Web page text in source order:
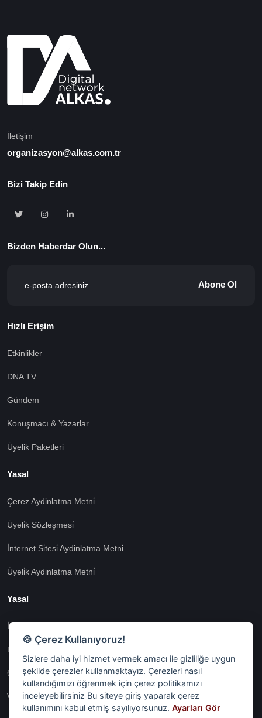
İletişim
organizasyon@alkas.com.tr
Bizi Takip Edin
Bizden Haberdar Olun...
Abone Ol
Hızlı Erişim
Etkinlikler
DNA TV
Gündem
Konuşmacı & Yazarlar
Üyelik Paketleri
Yasal
Çerez Aydinlatma Metni̇
Üyeli̇k Sözleşmesi̇
İnternet Si̇tesi̇ Aydinlatma Metni̇
Üyeli̇k Aydinlatma Metni̇
Yasal
İşlem Rehberi̇
Etk İzni̇ Metni̇
6698 Sayili Kvkk Gereği̇nce Veri̇ Sorumlusuna Başvuru Formu
Veri Sorumlularına Başvuru Formu
🍪 Çerez Kullanıyoruz!
Sizlere daha iyi hizmet vermek amacı ile gizliliğe uygun
şekilde çerezler kullanmaktayız. Çerezleri nasıl
kullandığımızı öğrenmek için çerez politikamızı
inceleyebilirsiniz Bu siteye giriş yaparak çerez
kullanımını kabul etmiş sayılıyorsunuz.Ayarları Gör